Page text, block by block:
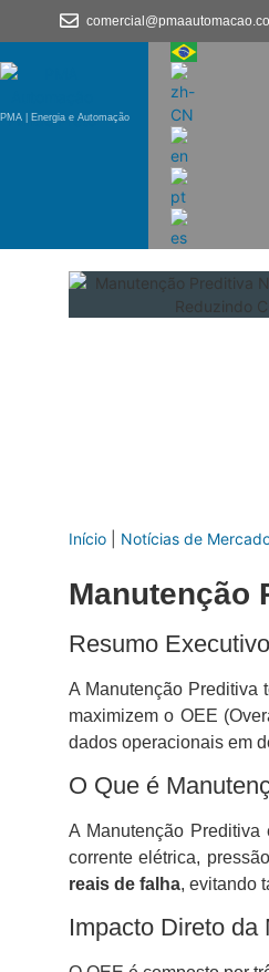
PMA | Energia e Automação
Início Notícias de
Manutenção
Resumo Executivo
A Manutenção Preditiva
maximizem o OEE
dados operacionais em
O Que é
A Manutenção Preditiva
corrente elétrica,
reais de falha, evitando
Impacto Direto da